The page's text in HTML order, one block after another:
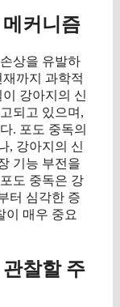
커니즘
상을 유발하
까지 과학적
강아지의 신
되고 있으며,
. 포도 중독의
, 강아지의 신
기능 부전을
도 중독은 강
터 심각한 증
이 매우 중요
찰할 주